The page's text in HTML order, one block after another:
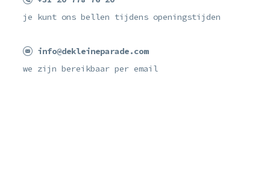
je kunt ons bellen tijdens openingstijden
info@dekleineparade.com
we zijn bereikbaar per email